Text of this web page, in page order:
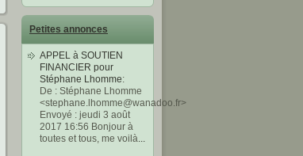
Petites annonces
APPEL à SOUTIEN
FINANCIER pour
Stéphane Lhomme:
De : Stéphane Lhomme
<stephane.lhomme@wanadoo.fr>
Envoyé : jeudi 3 août
2017 16:56 Bonjour à
toutes et tous, me voilà...